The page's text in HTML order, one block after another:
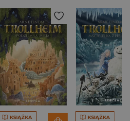
KSIĄŻKA KSIĄŻKA